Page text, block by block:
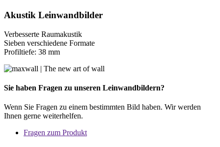
Akustik Leinwandbilder
Verbesserte Raumakustik
Sieben verschiedene Formate
Profiltiefe: 38 mm
Sie haben Fragen zu unseren Leinwandbildern?
Wenn Sie Fragen zu einem bestimmten Bild haben. Wir werden
Ihnen gerne weiterhelfen.
Fragen zum Produkt